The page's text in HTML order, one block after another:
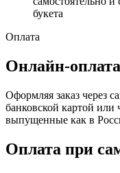
букета
Оплата
Онлайн-
Оформляя заказ через
банковской картой
выпущенные как в
Оплата при